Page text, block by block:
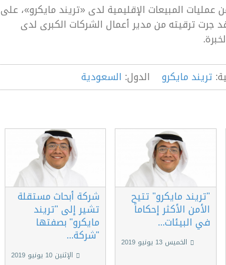
المبيعات الإقليمية لدى «تريند مايكرو»، على
جرت ترقيته من مدير أعمال الشركات الكبرى لدى
تريند مايكرو الدول: السعودية
"تريند مايكرو" تتيح
الأمن الأكثر إحكاماً
في البيئات...
الخميس 13 يونيو 2019
شركة أبحاث مستقلة
تشير إلى "تريند
مايكرو" بصفتها
"شركة...
الإثنين 10 يونيو 2019